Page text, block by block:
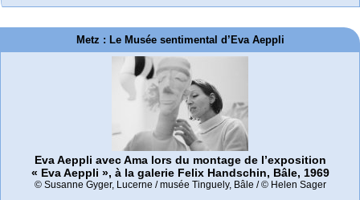
Metz : Le Musée sentimental d’Eva Aeppli
Eva Aeppli avec Ama lors du montage de l’exposition
« Eva Aeppli », à la galerie Felix Handschin, Bâle, 1969
© Susanne Gyger, Lucerne / musée Tinguely, Bâle / © Helen Sager